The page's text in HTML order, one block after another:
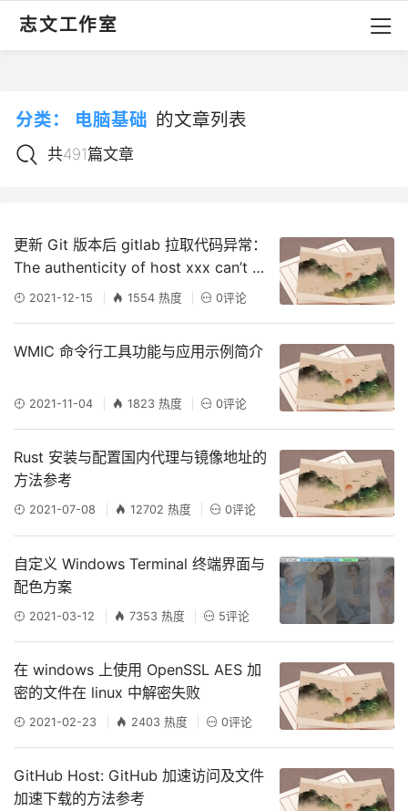
学点技术 – 计算机相关技术学习，每天知道一点点
志文工作室
分类： 电脑基础 的文章列表
共491篇文章
更新 Git 版本后 gitlab 拉取代码异常：
The authenticity of host xxx can’t be
established
2021-12-15 1554 热度 0评论
WMIC 命令行工具功能与应用示例简介
2021-11-04 1823 热度 0评论
Rust 安装与配置国内代理与镜像地址的
方法参考
2021-07-08 12702 热度 0评论
自定义 Windows Terminal 终端界面与
配色方案
2021-03-12 7353 热度 5评论
在 windows 上使用 OpenSSL AES 加
密的文件在 linux 中解密失败
2021-02-23 2403 热度 0评论
GitHub Host: GitHub 加速访问及文件
加速下载的方法参考